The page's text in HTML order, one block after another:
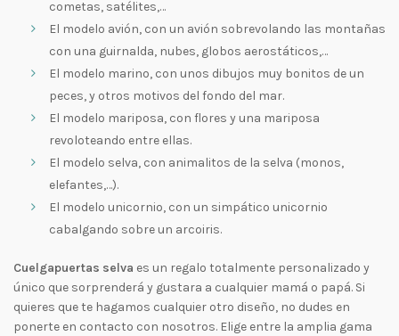
cometas, satélites,…
El modelo avión, con un avión sobrevolando las montañas
con una guirnalda, nubes, globos aerostáticos,…
El modelo marino, con unos dibujos muy bonitos de un
peces, y otros motivos del fondo del mar.
El modelo mariposa, con flores y una mariposa
revoloteando entre ellas.
El modelo selva, con animalitos de la selva (monos,
elefantes,…).
El modelo unicornio, con un simpático unicornio
cabalgando sobre un arcoiris.
Cuelgapuertas selva es un regalo totalmente personalizado y
único que sorprenderá y gustara a cualquier mamá o papá. Si
quieres que te hagamos cualquier otro diseño, no dudes en
ponerte en contacto con nosotros. Elige entre la amplia gama